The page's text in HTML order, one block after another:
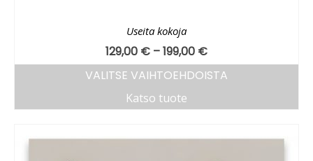
Useita kokoja
129,00 € –199,00 €
VALITSE VAIHTOEHDOISTA
Katso tuote